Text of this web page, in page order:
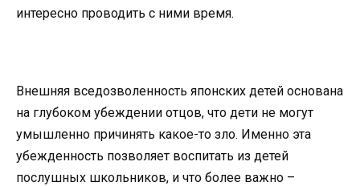
интересно проводить с ними время.
Внешняя вседозволенность японских детей основана
на глубоком убеждении отцов, что дети не могут
умышленно причинять какое-то зло. Именно эта
убежденность позволяет воспитать из детей
послушных школьников, и что более важно –